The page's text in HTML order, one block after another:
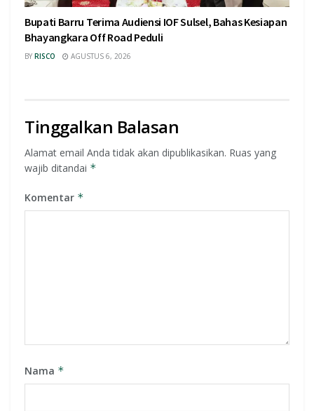
Bupati Barru Terima Audiensi IOF Sulsel, Bahas Kesiapan
Bhayangkara Off Road Peduli
BY RISCO AGUSTUS 6, 2026
Tinggalkan Balasan
Alamat email Anda tidak akan dipublikasikan. Ruas yang
wajib ditandai *
Komentar *
Nama *